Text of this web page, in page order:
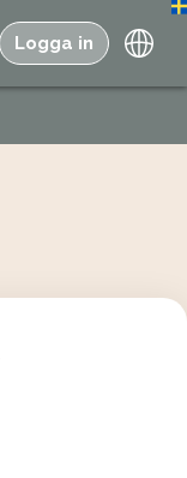
Logga in